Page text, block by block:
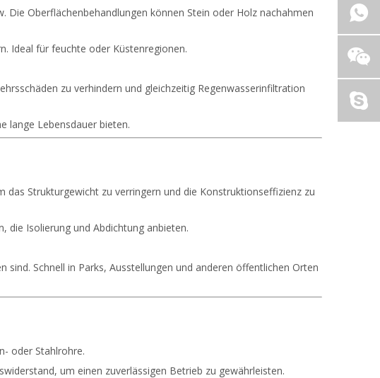
Die Oberflächenbehandlungen können Stein oder Holz nachahmen
Ideal für feuchte oder Küstenregionen.
zu verhindern und gleichzeitig Regenwasserinfiltration
lange Lebensdauer bieten.
Strukturgewicht zu verringern und die Konstruktionseffizienz zu
die Isolierung und Abdichtung anbieten.
Schnell in Parks, Ausstellungen und anderen öffentlichen Orten
oder Stahlrohre.
um einen zuverlässigen Betrieb zu gewährleisten.